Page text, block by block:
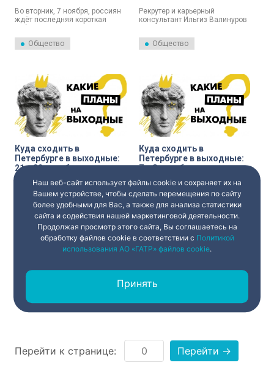
Во вторник, 7 ноября, россиян
ждёт последняя короткая
рабочая неделя в уходящем
году. Она будет
четырёхдневной из-за Дня
Общество
Рекрутер и карьерный
консультант Ильгиз Валинуров
оплачивать россиянам работу
в предстоящие праздничные
Общество
Куда сходить в
Петербурге в выходные:
21 и 22 октября
В Петербурге интересно в
любое время года. И
телеканал «Санкт-Петербург»
это докажет — рассказываем о
мероприятиях, которые можно
бесплатно посетить в эти
выходные.
Общество
Куда сходить в
Петербурге в выходные:
7 и 8 октября
В Петербург пришли холода. Но
это не повод не выходить из
дома. Телеканал «Санкт-
Петербург» подготовил
подборку бесплатных
мероприятий, чтобы скрасить
осенние выходные.
Общество
2
Перейти к странице: Перейти →
Наш веб-сайт использует файлы cookie и сохраняет их на
Вашем устройстве, чтобы сделать перемещения по сайту
более удобными для Вас, а также для анализа статистики
сайта и содействия нашей маркетинговой деятельности.
Продолжая просмотр этого сайта, Вы соглашаетесь на
обработку файлов cookie в соответствии с Политикой
использования АО «ГАТР» файлов cookie.
Принять